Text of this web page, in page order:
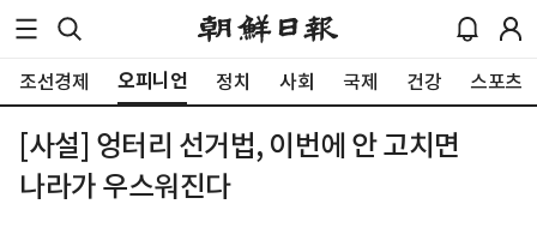
조선경제 오피니언 정치 사회 국제 건강 스포츠
[사설] 엉터리 선거법, 이번에 안 고치면
나라가 우스워진다